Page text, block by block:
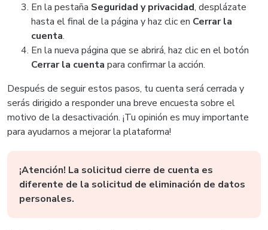
En la pestaña Seguridad y privacidad, desplázate
hasta el final de la página y haz clic en Cerrar la
cuenta.
En la nueva página que se abrirá, haz clic en el botón
Cerrar la cuenta para confirmar la acción.
Después de seguir estos pasos, tu cuenta será cerrada y
serás dirigido a responder una breve encuesta sobre el
motivo de la desactivación. ¡Tu opinión es muy importante
para ayudarnos a mejorar la plataforma!
¡Atención! La solicitud cierre de cuenta es
diferente de la solicitud de eliminación de datos
personales.